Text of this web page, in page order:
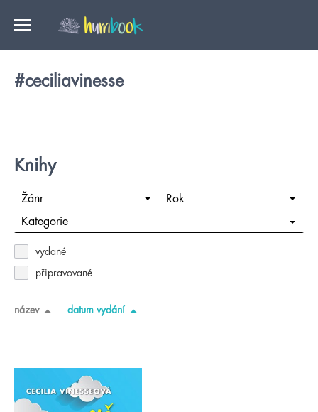
#ceciliavinesse
Knihy
Žánr Rok
Kategorie
vydané
připravované
název datum vydání